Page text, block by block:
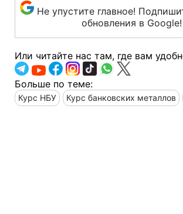
Не упустите главное!
обновления в Google!
Или читайте нас там, где вам
Больше по теме:
Курс НБУ Курс банковских металлов